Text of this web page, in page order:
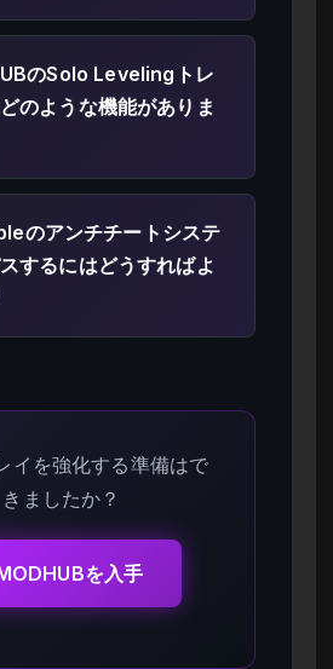
のSolo Levelingトレ
のような機能がありま
のアンチチートシステ
するにはどうすればよ
イを強化する準備はで
きましたか？
を入手